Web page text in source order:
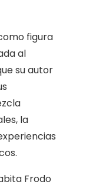
figura
al
su autor
la
Frodo